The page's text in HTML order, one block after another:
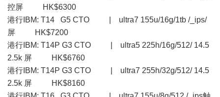
控屏 HK$6300
港行IBM: T14 G5 CTO | ultra7 155u/16g/1tb /_ips/
屏 HK$7200
港行IBM: T14P G3 CTO | ultra5 225h/16g/512/ 14.5
2.5k 屏 HK$6760
港行IBM: T14P G3 CTO | ultra7 255h/32g/512/ 14.5
2.5k 屏 HK$8160